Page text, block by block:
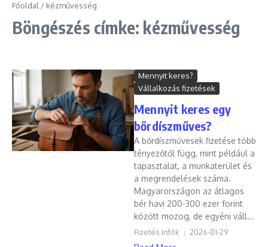
Főoldal / kézművesség
Böngészés címke: kézművesség
Mennyit keres?
Vállalkozás fizetések
Mennyit keres egy
bőrdíszműves?
A bőrdíszművesek fizetése több
tényezőtől függ, mint például a
tapasztalat, a munkaterület és
a megrendelések száma.
Magyarországon az átlagos
bér havi 200-300 ezer forint
között mozog, de egyéni váll...
Fizetés Infók 2026-01-29